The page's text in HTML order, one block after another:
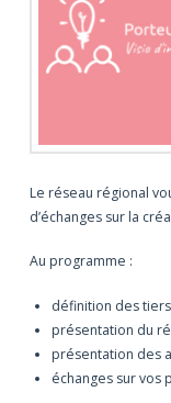
Le réseau régional
d’échanges sur la
Au programme :
définition des
présentation du
présentation des
échanges sur vos